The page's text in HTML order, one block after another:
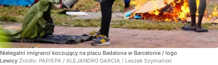
Nielegalni imigranci koczujący na placu Badalona w Barcelonie / logo
Lewicy Źródło: PAP/EPA / ALEJANDRO GARCIA / Leszek Szymański